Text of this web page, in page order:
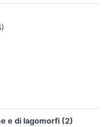
e di lagomorfi (2)